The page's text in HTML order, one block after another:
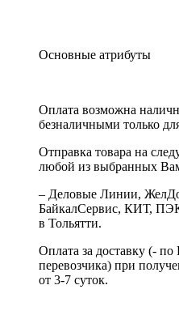
Основные атрибуты
Оплата возможна
безналичными только
Отправка товара на
любой из выбранных
– Деловые Линии,
БайкалСервис, КИТ,
в Тольятти.
Оплата за доставку (-
перевозчика) при
от 3-7 суток.